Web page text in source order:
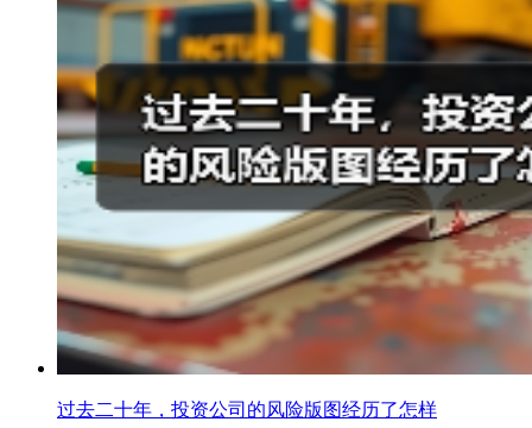
过去二十年，投资公司的风险版图经历了怎样